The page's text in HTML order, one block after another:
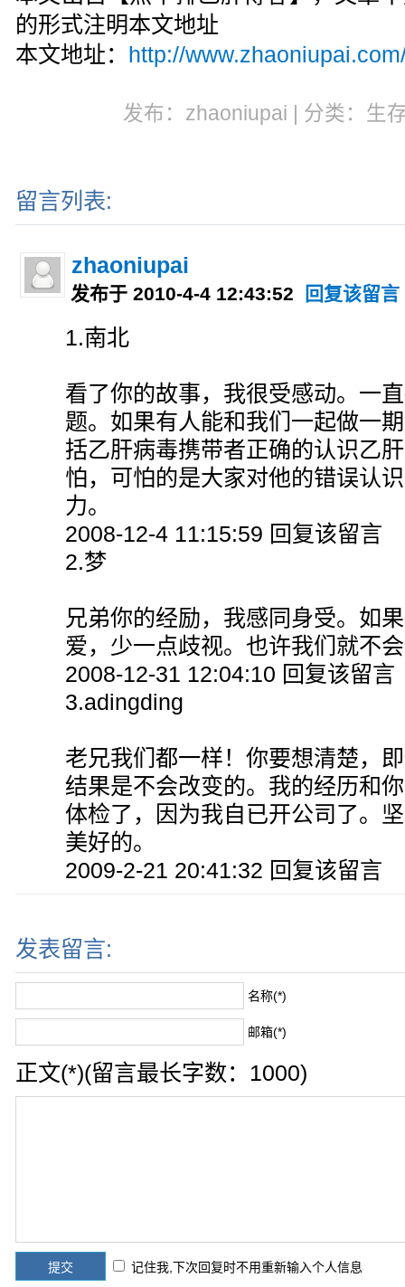
的形式注明本文地址
本文地址： http://
发布：zhaoniupai | 分类：生
留言列表:
zhaoniupai
发布于 2010-4-4 12:43:52 回复该留言
1.南北
看了你的故事，我很受感动。一
题。如果有人能和我们一起做一
括乙肝病毒携带者正确的认识乙
怕，可怕的是大家对他的错误认
力。
2008-12-4 11:15:59 回复该留言
2.梦
兄弟你的经励，我感同身受。如
爱，少一点歧视。也许我们就不
2008-12-31 12:04:10 回复该留言
3.adingding
老兄我们都一样！你要想清楚，
结果是不会改变的。我的经历和
体检了，因为我自已开公司了。
美好的。
2009-2-21 20:41:32 回复该留言
发表留言:
名称(*)
邮箱(*)
正文(*)(留言最长字数：1000)
记住我,下次回复时不用重新输入个人信息